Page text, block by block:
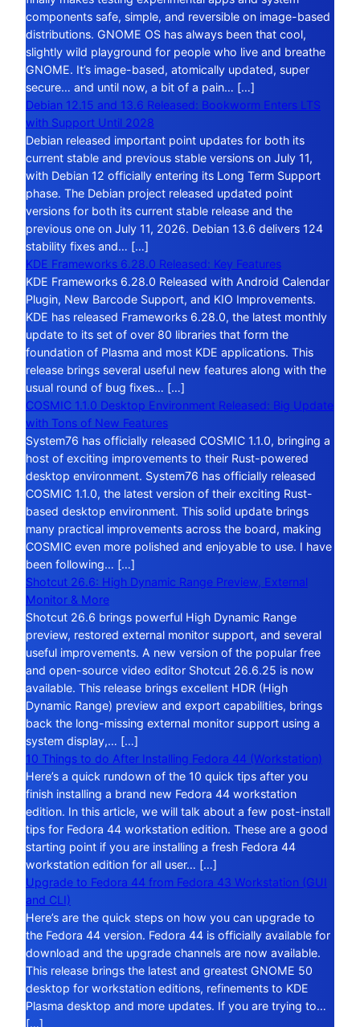
components safe, simple, and reversible on image-based
distributions. GNOME OS has always been that cool,
slightly wild playground for people who live and breathe
GNOME. It’s image-based, atomically updated, super
secure… and until now, a bit of a pain… […]
Debian 12.15 and 13.6 Released: Bookworm Enters LTS
with Support Until 2028
Debian released important point updates for both its
current stable and previous stable versions on July 11,
with Debian 12 officially entering its Long Term Support
phase. The Debian project released updated point
versions for both its current stable release and the
previous one on July 11, 2026. Debian 13.6 delivers 124
stability fixes and… […]
KDE Frameworks 6.28.0 Released: Key Features
KDE Frameworks 6.28.0 Released with Android Calendar
Plugin, New Barcode Support, and KIO Improvements.
KDE has released Frameworks 6.28.0, the latest monthly
update to its set of over 80 libraries that form the
foundation of Plasma and most KDE applications. This
release brings several useful new features along with the
usual round of bug fixes… […]
COSMIC 1.1.0 Desktop Environment Released: Big Update
with Tons of New Features
System76 has officially released COSMIC 1.1.0, bringing a
host of exciting improvements to their Rust-powered
desktop environment. System76 has officially released
COSMIC 1.1.0, the latest version of their exciting Rust-
based desktop environment. This solid update brings
many practical improvements across the board, making
COSMIC even more polished and enjoyable to use. I have
been following… […]
Shotcut 26.6: High Dynamic Range Preview, External
Monitor & More
Shotcut 26.6 brings powerful High Dynamic Range
preview, restored external monitor support, and several
useful improvements. A new version of the popular free
and open-source video editor Shotcut 26.6.25 is now
available. This release brings excellent HDR (High
Dynamic Range) preview and export capabilities, brings
back the long-missing external monitor support using a
system display,… […]
10 Things to do After Installing Fedora 44 (Workstation)
Here’s a quick rundown of the 10 quick tips after you
finish installing a brand new Fedora 44 workstation
edition. In this article, we will talk about a few post-install
tips for Fedora 44 workstation edition. These are a good
starting point if you are installing a fresh Fedora 44
workstation edition for all user… […]
Upgrade to Fedora 44 from Fedora 43 Workstation (GUI
and CLI)
Here’s are the quick steps on how you can upgrade to
the Fedora 44 version. Fedora 44 is officially available for
download and the upgrade channels are now available.
This release brings the latest and greatest GNOME 50
desktop for workstation editions, refinements to KDE
Plasma desktop and more updates. If you are trying to…
[…]